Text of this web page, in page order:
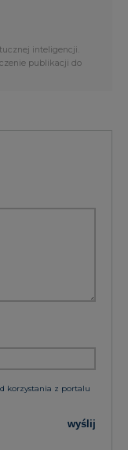
inteligencji.
publikacji do
korzystania z portalu
wyślij